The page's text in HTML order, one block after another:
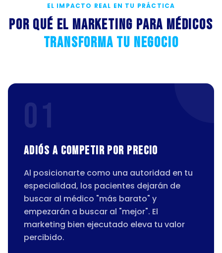
EL IMPACTO REAL EN TU PRÁCTICA
Por qué el marketing para médicos
transforma tu negocio
01
Adiós a competir por precio
Al posicionarte como una autoridad en tu
especialidad, los pacientes dejarán de
buscar al médico "más barato" y
empezarán a buscar al "mejor". El
marketing bien ejecutado eleva tu valor
percibido.